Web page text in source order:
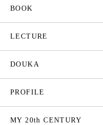
BOOK
LECTURE
DOUKA
PROFILE
MY 20th CENTURY